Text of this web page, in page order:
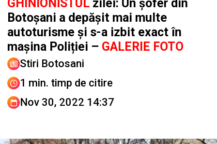
GHINIONISTUL zilei: Un șofer din
Botoșani a depășit mai multe
autoturisme și s-a izbit exact în
mașina Poliției – GALERIE FOTO
Stiri Botosani
1 min. timp de citire
Nov 30, 2022 14:37